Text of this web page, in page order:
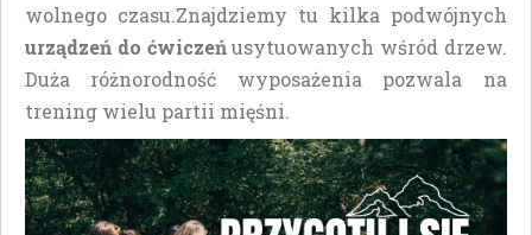
wolnego czasu.Znajdziemy tu kilka podwójnych
urządzeń do ćwiczeńusytuowanych wśród drzew.
Duża różnorodność wyposażenia pozwala na
trening wielu partii mięśni.